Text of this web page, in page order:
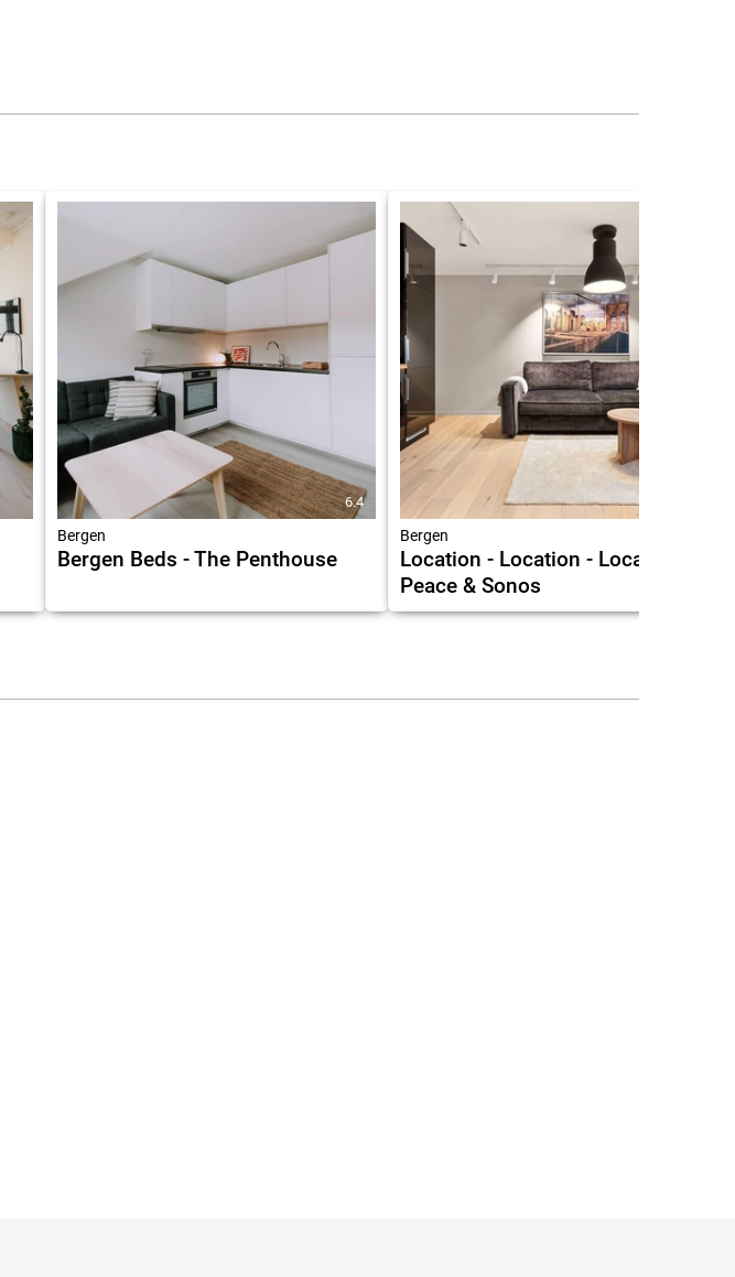
6.4
Bergen
Bergen Beds - The Penthouse
Bergen
Location - Location - Location I
Peace & Sonos